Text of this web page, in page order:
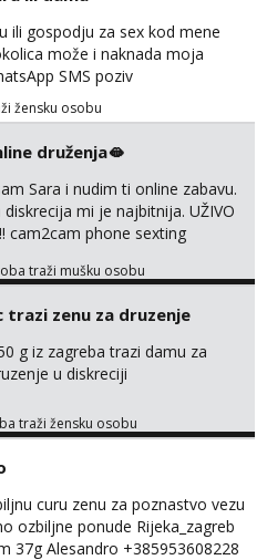
mi se sa opisom što opširnijim
da li ću odgovoriti. Isključivo
za duži vremenski period.
i galantn...
ili gospodju za sex kod mene
može i naknada moja
SMS poziv
žensku osobu
druženja🫦
Sara i nudim ti online zabavu.
diskrecija mi je najbitnija. UŽIVO
cam2cam phone sexting
partnericom te naši porno
tražit ćeš me još 🫠💦
traži mušku osobu
trazi zenu za druzenje
g iz zagreba trazi damu za
u diskreciji
traži žensku osobu
curu zenu za poznastvo vezu
ozbiljne ponude Rijeka_zagreb
37g Alesandro +385953608228